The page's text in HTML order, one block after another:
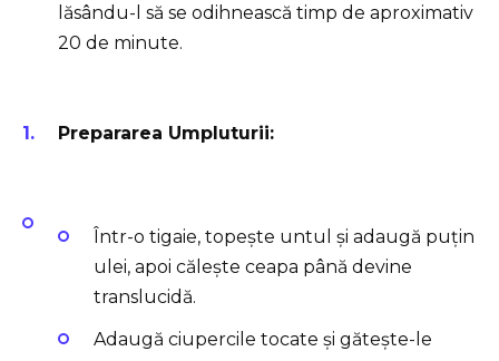
lăsându-l să se odihnească timp de aproximativ
20 de minute.
Prepararea Umpluturii:
Într-o tigaie, topește untul și adaugă puțin
ulei, apoi călește ceapa până devine
translucidă.
Adaugă ciupercile tocate și gătește-le